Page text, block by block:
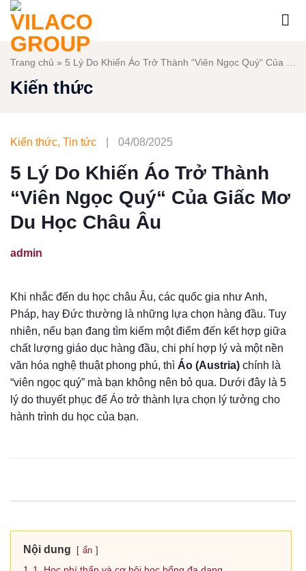
qua
nội
dung
Trang chủ » 5 Lý Do Khiến Áo Trở Thành “Viên Ngọc Quý“ Của Giấc Mơ Du Học Châu Âu
Kiến thức
Kiến thức, Tin tức 04/08/2025
5 Lý Do Khiến Áo Trở Thành
“Viên Ngọc Quý“ Của Giấc Mơ
Du Học Châu Âu
admin
Khi nhắc đến du học châu Âu, các quốc gia như Anh,
Pháp, hay Đức thường là những lựa chọn hàng đầu. Tuy
nhiên, nếu bạn đang tìm kiếm một điểm đến kết hợp giữa
chất lượng giáo dục hàng đầu, chi phí hợp lý và một nền
văn hóa nghệ thuật phong phú, thì Áo (Austria) chính là
“viên ngọc quý” mà bạn không nên bỏ qua. Dưới đây là 5
lý do thuyết phục để Áo trở thành lựa chọn lý tưởng cho
hành trình du học của bạn.
Nội dung ẩn